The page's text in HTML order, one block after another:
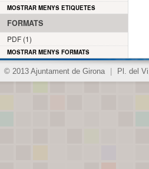
MOSTRAR MENYS ETIQUETES
FORMATS
PDF (1)
MOSTRAR MENYS FORMATS
© 2013 Ajuntament de Girona Pl. del